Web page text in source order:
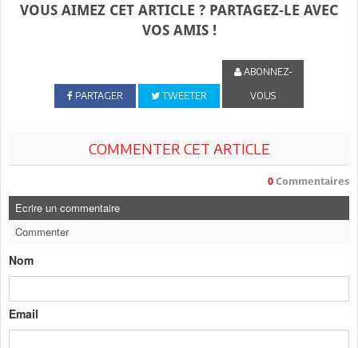
VOUS AIMEZ CET ARTICLE ? PARTAGEZ-LE AVEC
VOS AMIS !
PARTAGER TWEETER
ABONNEZ-
VOUS
COMMENTER CET ARTICLE
0 Commentaires
Ecrire un commentaire
Commenter
Nom
Email